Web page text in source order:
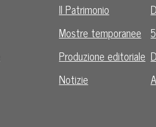
Il Patrimonio
Mostre temporanee
Produzione editoriale
Notizie